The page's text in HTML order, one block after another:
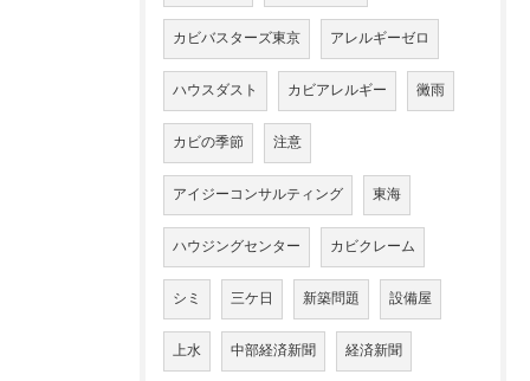
カビバスターズ東京 アレルギーゼロ
ハウスダスト カビアレルギー 黴雨
カビの季節 注意
アイジーコンサルティング 東海
ハウジングセンター カビクレーム
シミ 三ケ日 新築問題 設備屋
上水 中部経済新聞 経済新聞